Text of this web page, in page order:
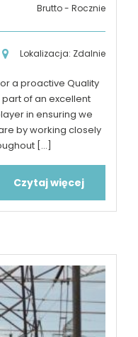
Brutto - Rocznie
Lokalizacja: Zdalnie
a proactive Quality
of an excellent
in ensuring we
by working closely
[...]
Czytaj więcej